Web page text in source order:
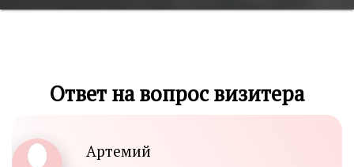
Ответ на вопрос визитера
Артемий